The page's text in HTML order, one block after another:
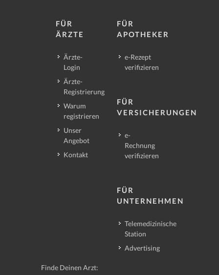
FÜR
ÄRZTE
Ärzte-
Login
Ärzte-
Registrierung
Warum
registrieren
Unser
Angebot
Kontakt
FÜR
APOTHEKER
e-Rezept
verifizieren
FÜR
VERSICHERUNGEN
e-
Rechnung
verifizieren
FÜR
UNTERNEHMEN
Telemedizinische
Station
Advertising
Finde Deinen Arzt: